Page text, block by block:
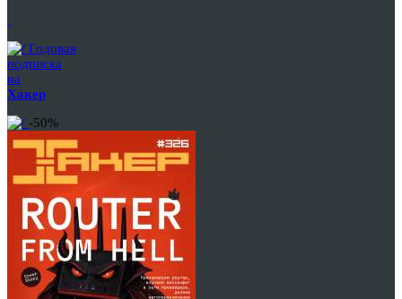
Годовая
подписка
на
Хакер
-50%